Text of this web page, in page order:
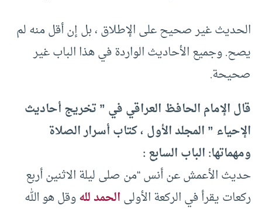
الحديث غير صحيح على الإطلاق ، بل إن أقل منه لم
يصح. وجميع الأحاديث الواردة في هذا الباب غير
صحيحة.
قال الإمام الحافظ العراقي في ” تخريج أحاديث
الإحياء ” المجلد الأول ، كتاب أسرار الصلاة
ومهماتها: الباب السابع :
حديث الأعمش عن أنس “من صلى ليلة الاثنين أربع
ركعات يقرأ في الركعة الأولىالحمد للهوقل هو الله